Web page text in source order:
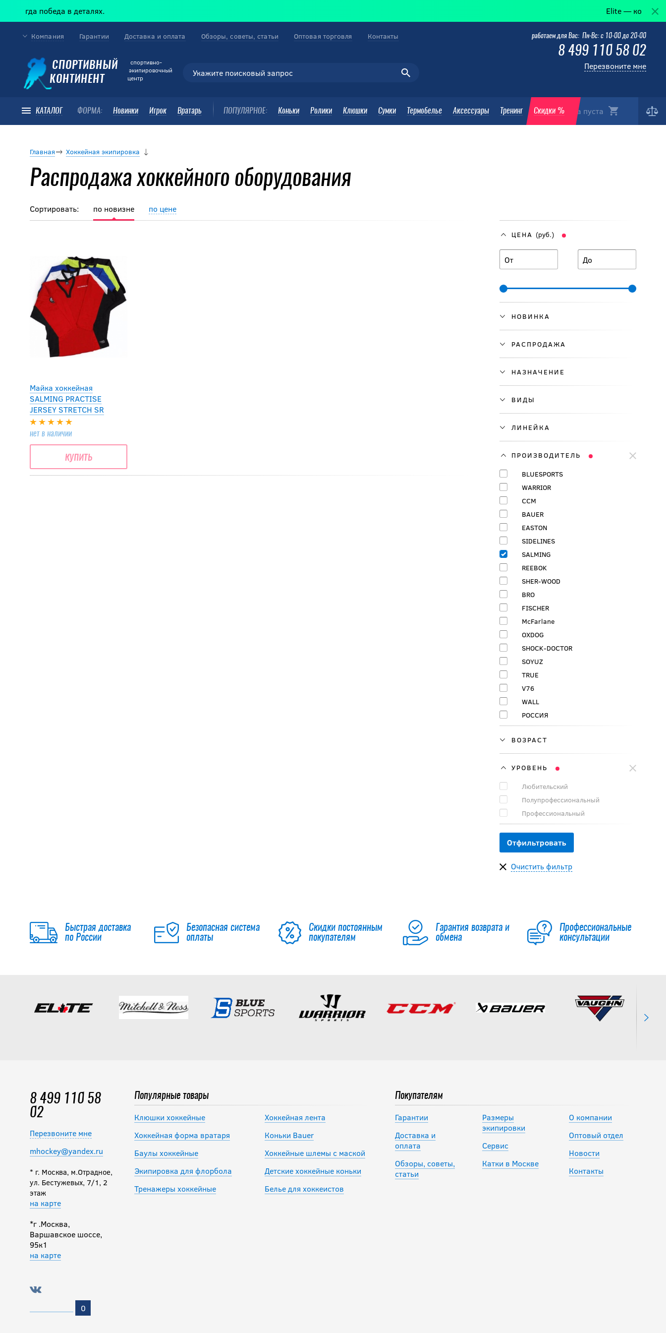
победа в деталях. Elite — когда победа в
СПОРТИВНЫЙ
КОНТИНЕНТ
cпортивно-
экипировочный
центр
Корзина пуста
КАТАЛОГ ФОРМА: Новинки Игрок Вратарь ПОПУЛЯРНОЕ: Коньки Ролики Клюшки Сумки Термобелье Аксессуары Тренинг Скидки %
Компания Гарантии Доставка и оплата Обзоры, советы, статьи Оптовая торговля Контакты работаем для Вас: Пн-Вс: с 10-00 до 20-00
8 499 110 58 02
Перезвоните мне
Главная Хоккейная экипировка
Распродажа хоккейного оборудования
ЦЕНА (руб.)
От До
НОВИНКА
РАСПРОДАЖА
НАЗНАЧЕНИЕ
ВИДЫ
ЛИНЕЙКА
ПРОИЗВОДИТЕЛЬ
BLUESPORTS
WARRIOR
CCM
BAUER
EASTON
SIDELINES
SALMING
REEBOK
SHER-WOOD
BRO
FISСHER
McFarlane
OXDOG
SHOCK-DOCTOR
SOYUZ
TRUE
V76
WALL
РОССИЯ
ВОЗРАСТ
УРОВЕНЬ
Любительский
Полупрофессиональный
Профессиональный
Очистить фильтр
Сортировать: по новизне по цене
Майка хоккейная
SALMING PRACTISE
JERSEY STRETCH SR
нет в наличии
купить
Быстрая доставка
по России
Безопасная система
оплаты
Скидки постоянным
покупателям
Гарантия возврата и
обмена
Профессиональные
консультации
8 499 110 58
02
Перезвоните мне
mhockey@yandex.ru
* г. Москва, м.Отрадное,
ул. Бестужевых, 7/1, 2
этаж
на карте
*г .Москва,
Варшавское шоссе,
95к1
на карте
0
Популярные товары
Клюшки хоккейные
Хоккейная форма вратаря
Баулы хоккейные
Экипировка для флорбола
Тренажеры хоккейные
Хоккейная лента
Коньки Bauer
Хоккейные шлемы с маской
Детские хоккейные коньки
Белье для хоккеистов
Покупателям
Гарантии
Доставка и
оплата
Обзоры, советы,
статьи
Размеры
экипировки
Сервис
Катки в Москве
О компании
Оптовый отдел
Новости
Контакты